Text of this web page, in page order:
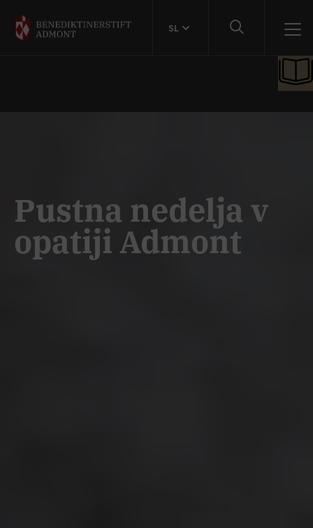
SL
Pustna nedelja v
opatiji Admont